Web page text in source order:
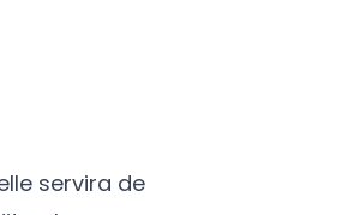
servira de